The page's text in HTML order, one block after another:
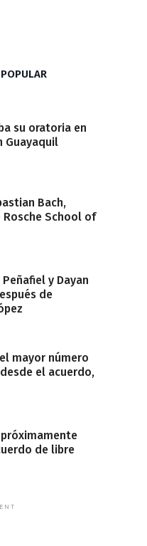
POPULAR
su oratoria en
Guayaquil
Bach,
School of
y Dayan
de
mayor número
el acuerdo,
de libre